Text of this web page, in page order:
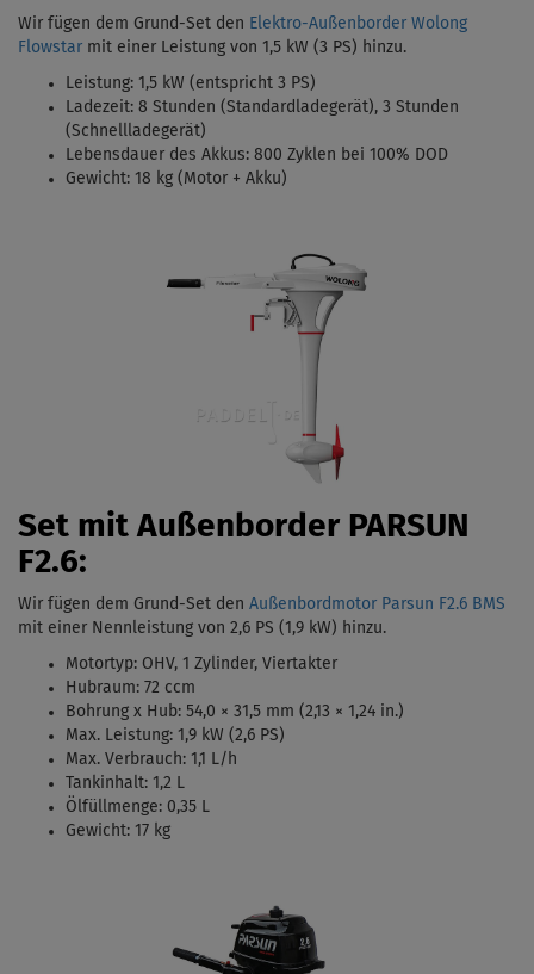
Wir fügen dem Grund-Set den Elektro-Außenborder Wolong
Flowstar mit einer Leistung von 1,5 kW (3 PS) hinzu.
Leistung: 1,5 kW (entspricht 3 PS)
Ladezeit: 8 Stunden (Standardladegerät), 3 Stunden
(Schnellladegerät)
Lebensdauer des Akkus: 800 Zyklen bei 100% DOD
Gewicht: 18 kg (Motor + Akku)
Set mit Außenborder PARSUN
F2.6:
Wir fügen dem Grund-Set den Außenbordmotor Parsun F2.6 BMS
mit einer Nennleistung von 2,6 PS (1,9 kW) hinzu.
Motortyp: OHV, 1 Zylinder, Viertakter
Hubraum: 72 ccm
Bohrung x Hub: 54,0 × 31,5 mm (2,13 × 1,24 in.)
Max. Leistung: 1,9 kW (2,6 PS)
Max. Verbrauch: 1,1 L/h
Tankinhalt: 1,2 L
Ölfüllmenge: 0,35 L
Gewicht: 17 kg